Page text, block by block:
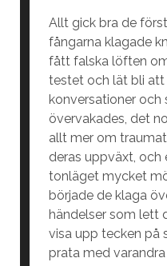
Allt gick bra de
fångarna klagade
fått falska löften
testet och lät bli att
konversationer och
övervakades, det
allt mer om
deras uppväxt,
tonläget mycket
började de klaga
händelser som lett
visa upp tecken på
prata med